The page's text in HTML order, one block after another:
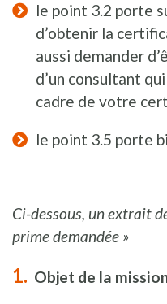
le point 3.2 porte
d’obtenir la
aussi demander
d’un consultant
cadre de votre
le point 3.5 porte
Ci-dessous, un extrait
prime demandée »
Objet de la